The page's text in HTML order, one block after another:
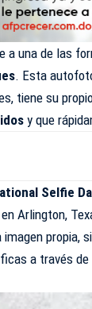
a una de las
. Esta
tiene su
y que
Selfie
en Arlington,
propia,
a través